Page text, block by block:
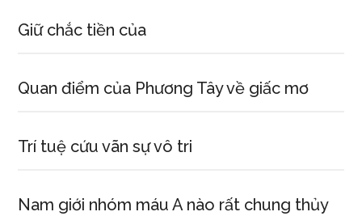
Giữ chắc tiền của
Quan điểm của Phương Tây về giấc mơ
Trí tuệ cứu vãn sự vô tri
Nam giới nhóm máu A nào rất chung thủy